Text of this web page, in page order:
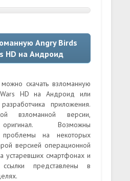
Angry Birds
HD на Андроид
скачать взломанную
HD на Андроид или
приложения.
взломанной версии,
Возможны
проблемы на некоторых
версией операционной
устаревших смартфонах и
представлены в